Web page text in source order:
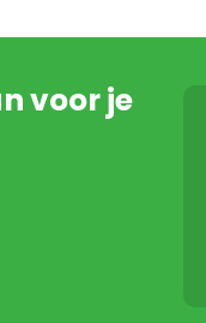
voor je